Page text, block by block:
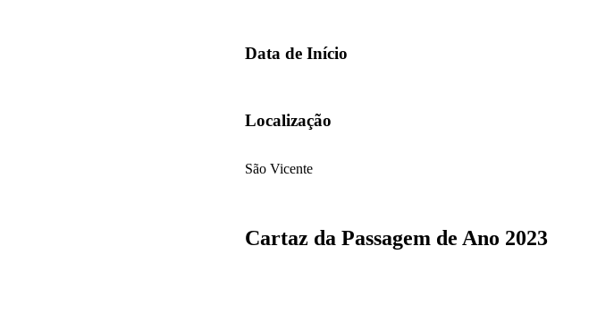
Data de Início
Localização
São Vicente
Cartaz da Passagem de Ano 2023